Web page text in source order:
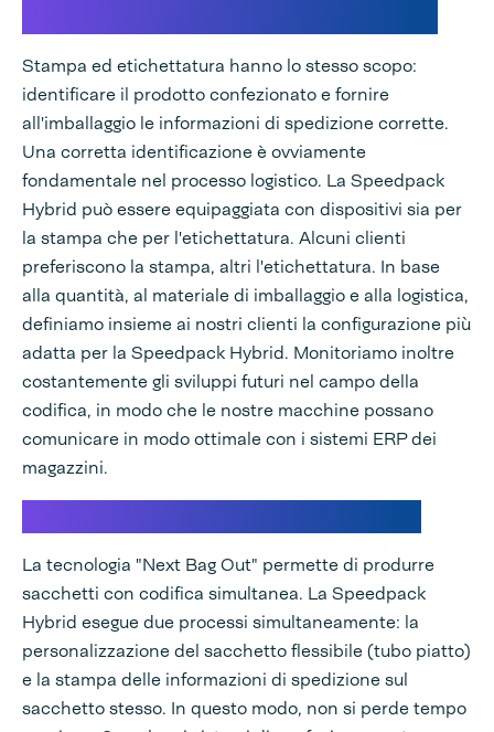
Stampa ed etichettatura hanno lo stesso scopo:
identificare il prodotto confezionato e fornire
all'imballaggio le informazioni di spedizione corrette.
Una corretta identificazione è ovviamente
fondamentale nel processo logistico. La Speedpack
Hybrid può essere equipaggiata con dispositivi sia per
la stampa che per l'etichettatura. Alcuni clienti
preferiscono la stampa, altri l'etichettatura. In base
alla quantità, al materiale di imballaggio e alla logistica,
definiamo insieme ai nostri clienti la configurazione più
adatta per la Speedpack Hybrid. Monitoriamo inoltre
costantemente gli sviluppi futuri nel campo della
codifica, in modo che le nostre macchine possano
comunicare in modo ottimale con i sistemi ERP dei
magazzini.
La tecnologia "Next Bag Out" permette di produrre
sacchetti con codifica simultanea. La Speedpack
Hybrid esegue due processi simultaneamente: la
personalizzazione del sacchetto flessibile (tubo piatto)
e la stampa delle informazioni di spedizione sul
sacchetto stesso. In questo modo, non si perde tempo